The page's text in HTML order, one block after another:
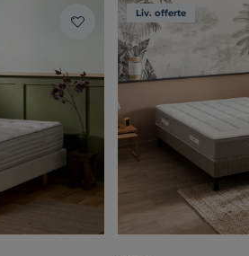
Liv. offerte